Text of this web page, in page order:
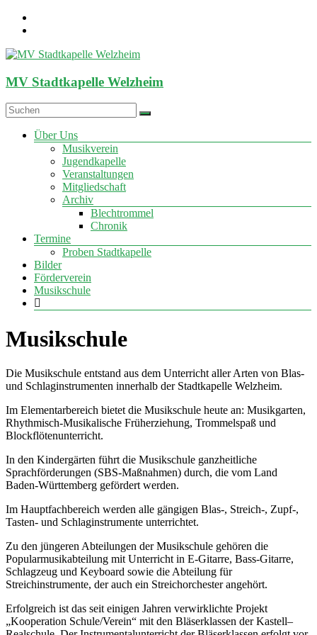
Zum
Inhalt
MV Stadtkapelle Welzheim
Menü
Über Uns
Musikverein
Jugendkapelle
Veranstaltungen
Mitgliedschaft
Archiv
Blechtrommel
Chronik
Termine
Proben Stadtkapelle
Bilder
Förderverein
Musikschule
Musikschule
Die Musikschule entstand aus dem Unterricht aller Arten von Blas-
und Schlaginstrumenten innerhalb der Stadtkapelle Welzheim.
Im Elementarbereich bietet die Musikschule heute an: Musikgarten,
Rhythmisch-Musikalische Früherziehung, Trommelspaß und
Blockflötenunterricht.
In den Kindergärten führt die Musikschule ganzheitliche
Sprachförderungen (SBS-Maßnahmen) durch, die vom Land
Baden-Württemberg gefördert werden.
Im Hauptfachbereich werden alle gängigen Blas-, Streich-, Zupf-,
Tasten- und Schlaginstrumente unterrichtet.
Zu den jüngeren Abteilungen der Musikschule gehören die
Popularmusikabteilung mit Unterricht in E-Gitarre, Bass-Gitarre,
Schlagzeug und Keyboard sowie die Abteilung für
Streichinstrumente, der auch ein Streichorchester angehört.
Erfolgreich ist das seit einigen Jahren verwirklichte Projekt
„Kooperation Schule/Verein“ mit den Bläserklassen der Kastell–